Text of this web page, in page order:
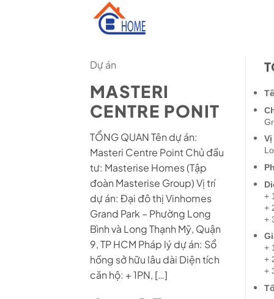
Dự án
MASTERI
CENTRE PONIT
TỔNG QUAN Tên dự án:
Masteri Centre Point Chủ đầu
tư: Masterise Homes (Tập
đoàn Masterise Group) Vị trí
dự án: Đại đô thị Vinhomes
Grand Park – Phường Long
Bình và Long Thạnh Mỹ, Quận
9, TP HCM Pháp lý dự án: Sổ
hồng sở hữu lâu dài Diện tích
căn hộ: + 1PN, […]
+
+
+
+
+
+